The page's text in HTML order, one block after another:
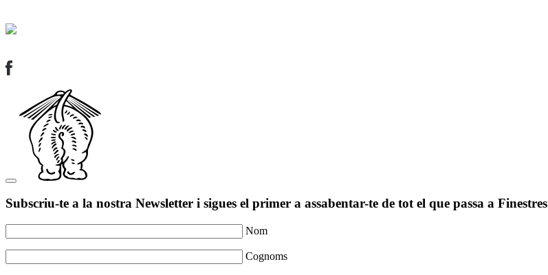
Subscriu-te a la nostra Newsletter i sigues el primer a assabentar-te de tot el que passa a Finestres
Nom
Cognoms